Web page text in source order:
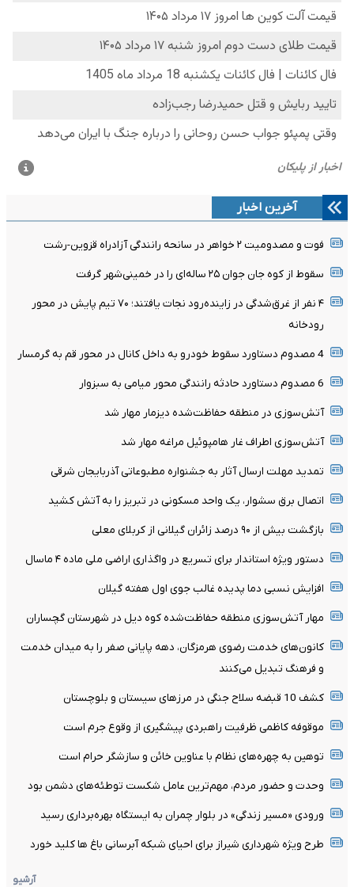
آخرین اخبار
فوت و مصدومیت ۲ خواهر در سانحه رانندگی آزادراه قزوین-رشت
سقوط از کوه جان جوان ۲۵ ساله‌ای را در خمینی‌شهر گرفت
۴ نفر از غرق‌شدگی در زاینده‌رود نجات یافتند؛ ۷۰ تیم پایش در محور
رودخانه
4 مصدوم دستاورد سقوط خودرو به داخل کانال در محور قم به گرمسار
6 مصدوم دستاورد حادثه رانندگی محور میامی به سبزوار
آتش‌سوزی در منطقه حفاظت‌شده دیزمار مهار شد
آتش‌سوزی اطراف غار هامپوئیل مراغه مهار شد
تمدید مهلت ارسال آثار به جشنواره مطبوعاتی آذربایجان شرقی
اتصال برق سشوار، یک واحد مسکونی در تبریز را به آتش کشید
بازگشت بیش از ۹۰ درصد زائران گیلانی از کربلای معلی
دستور ویژه استاندار برای تسریع در واگذاری اراضی ملی ماده ۴ ماسال
افزایش نسبی دما پدیده غالب جوی اول هفته گیلان
مهار آتش‌سوزی منطقه حفاظت‌شده کوه دیل در شهرستان گچساران
کانون‌های خدمت رضوی هرمزگان، دهه پایانی صفر را به میدان خدمت
و فرهنگ تبدیل می‌کنند
کشف 10 قبضه سلاح جنگی در مرزهای سیستان و بلوچستان
موقوفه کاظمی ظرفیت راهبردی پیشگیری از وقوع جرم است
توهین به چهره‌های نظام با عناوین خائن و سازشگر حرام است
وحدت و حضور مردم، مهم‌ترین عامل شکست توطئه‌های دشمن بود
ورودی «مسیر زندگی» در بلوار چمران به ایستگاه بهره‌برداری رسید
طرح ویژه شهرداری شیراز برای احیای شبکه آبرسانی باغ ها کلید خورد
آرشیو